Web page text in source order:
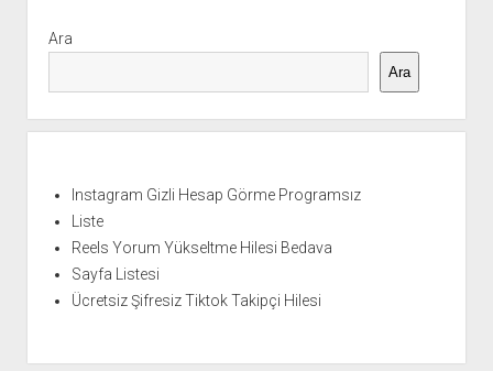
Menü
Ara
Ara
Instagram Gizli Hesap Görme Programsız
Liste
Reels Yorum Yükseltme Hilesi Bedava
Sayfa Listesi
Ücretsiz Şifresiz Tiktok Takipçi Hilesi